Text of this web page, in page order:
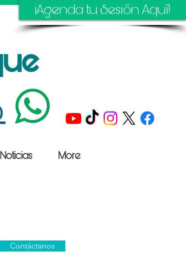
¡Agenda tu Sesión Aquí!
Contáctanos
Noticias More